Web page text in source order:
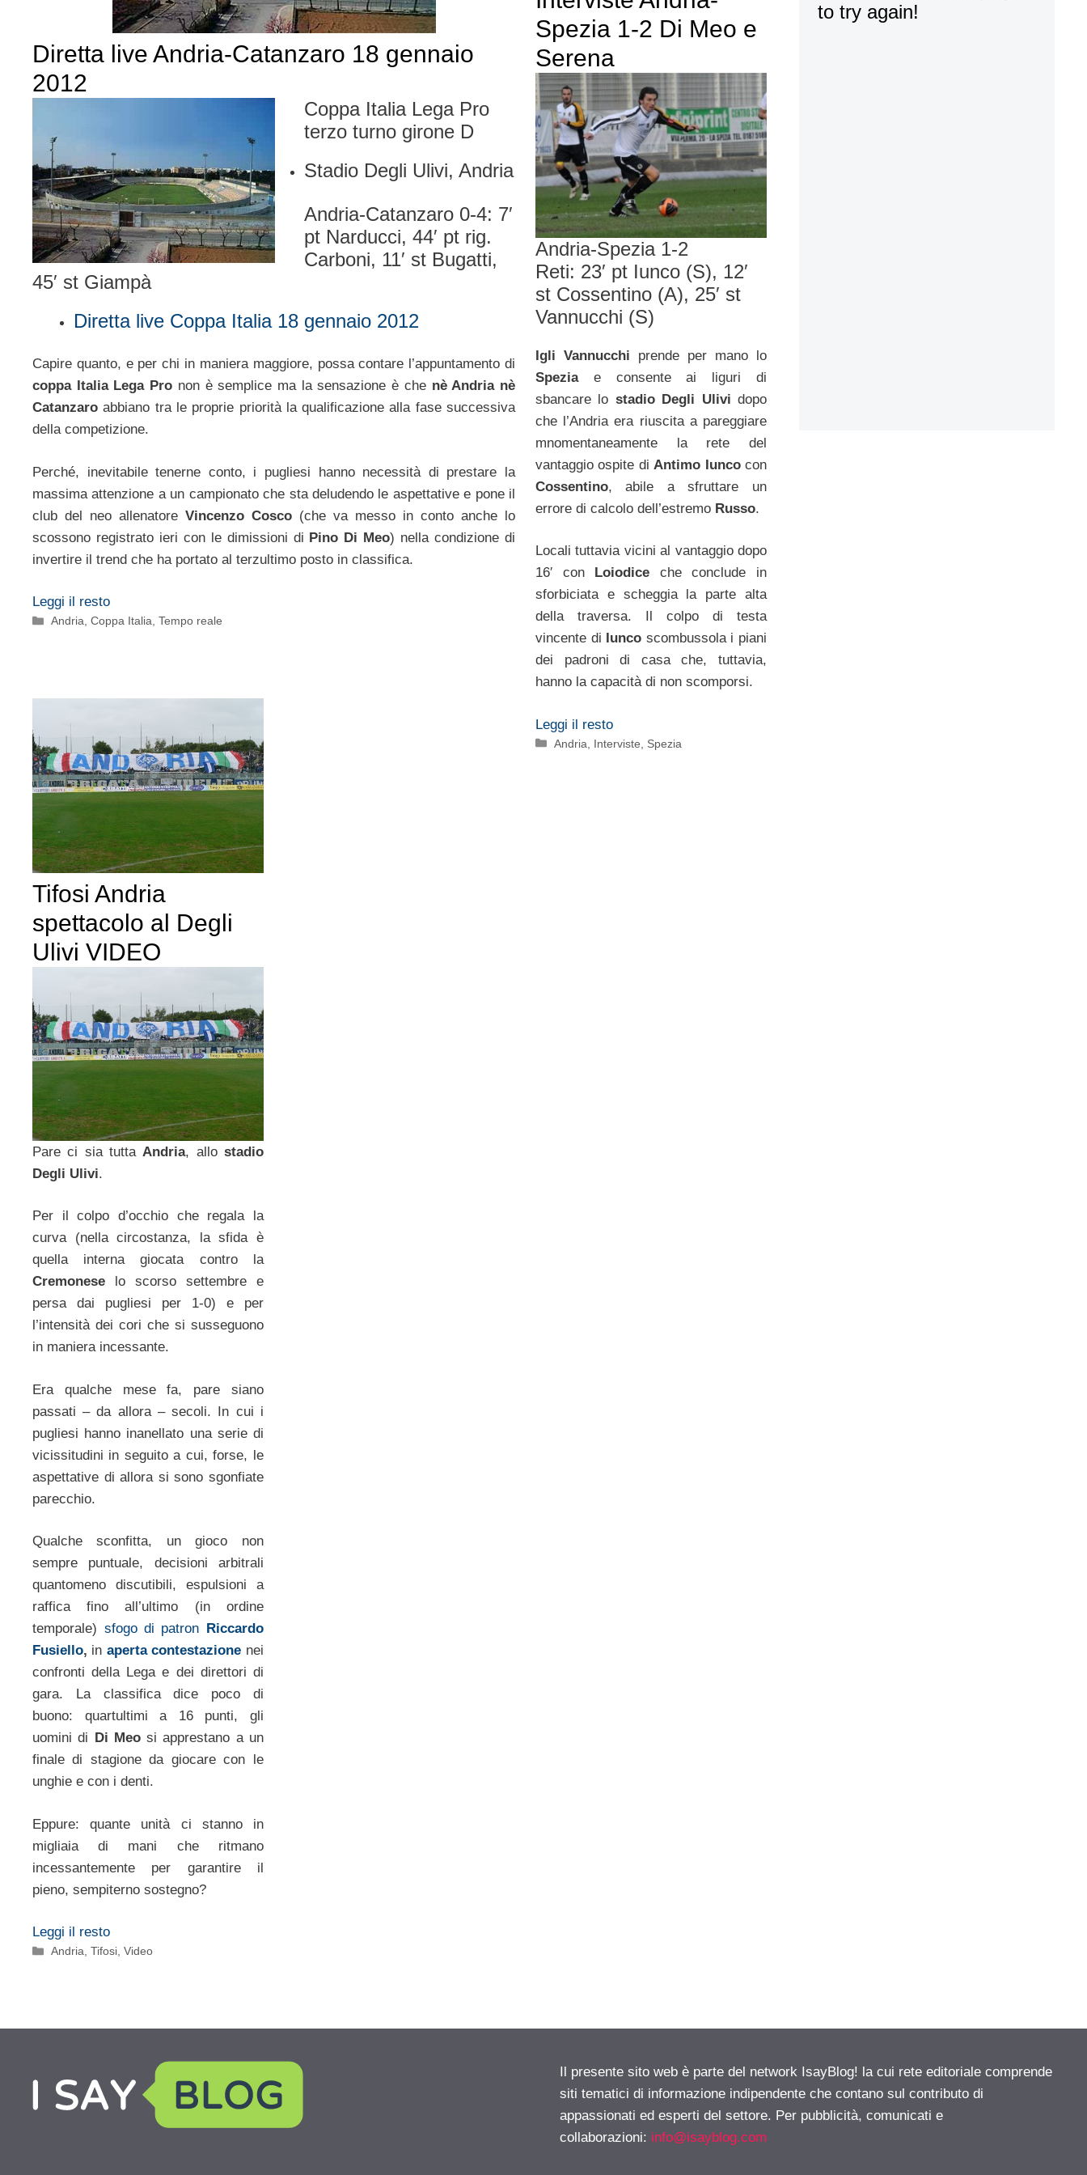
Diretta live Andria-Catanzaro 18 gennaio
2012
Coppa Italia Lega Pro
terzo turno girone D
Stadio Degli Ulivi, Andria
Andria-Catanzaro 0-4: 7′
pt Narducci, 44′ pt rig.
Carboni, 11′ st Bugatti,
45′ st Giampà
Diretta live Coppa Italia 18 gennaio 2012
Capire quanto, e per chi in maniera maggiore, possa contare l’appuntamento di
coppa Italia Lega Pro non è semplice ma la sensazione è che nè Andria nè
Catanzaro abbiano tra le proprie priorità la qualificazione alla fase successiva
della competizione.
Perché, inevitabile tenerne conto, i pugliesi hanno necessità di prestare la
massima attenzione a un campionato che sta deludendo le aspettative e pone il
club del neo allenatore Vincenzo Cosco (che va messo in conto anche lo
scossono registrato ieri con le dimissioni di Pino Di Meo) nella condizione di
invertire il trend che ha portato al terzultimo posto in classifica.
Leggi il resto
Categorie
Andria,Coppa Italia,Tempo reale
Spezia 1-2 Di Meo e
Serena
Andria-Spezia 1-2
Reti: 23′ pt Iunco (S), 12′
st Cossentino (A), 25′ st
Vannucchi (S)
Igli Vannucchi prende per mano lo
Speziae consente ai liguri di
sbancare lo stadio Degli Ulivi dopo
che l’Andria era riuscita a pareggiare
mnomentaneamente la rete del
vantaggio ospite di Antimo Iuncocon
Cossentino, abile a sfruttare un
errore di calcolo dell’estremo Russo.
Locali tuttavia vicini al vantaggio dopo
16′ con Loiodice che conclude in
sforbiciata e scheggia la parte alta
della traversa. Il colpo di testa
vincente di Iunco scombussola i piani
dei padroni di casa che, tuttavia,
hanno la capacità di non scomporsi.
Leggi il resto
Categorie
Andria Interviste Spezia
Tifosi Andria
spettacolo al Degli
Ulivi VIDEO
Pare ci sia tuttaAndria, allo stadio
Degli Ulivi.
Per il colpo d’occhio che regala la
curva (nella circostanza, la sfida è
quella interna giocata contro la
Cremonese lo scorso settembre e
persa dai pugliesi per 1-0) e per
l’intensità dei cori che si susseguono
in maniera incessante.
Era qualche mese fa, pare siano
passati – da allora – secoli. In cui i
pugliesi hanno inanellato una serie di
vicissitudini in seguito a cui, forse, le
aspettative di allora si sono sgonfiate
parecchio.
Qualche sconfitta, un gioco non
sempre puntuale, decisioni arbitrali
quantomeno discutibili, espulsioni a
raffica fino all’ultimo (in ordine
temporale) sfogo di patron
Riccardo
Fusiello, in aperta contestazione nei
confronti della Lega e dei direttori di
gara. La classifica dice poco di
buono: quartultimi a 16 punti, gli
uomini di Di Meosi apprestano a un
finale di stagione da giocare con le
unghie e con i denti.
Eppure: quante unità ci stanno in
migliaia di mani che ritmano
incessantemente per garantire il
pieno, sempiterno sostegno?
Leggi il resto
Categorie
Andria,Tifosi,Video
Il presente sito web è parte del network IsayBlog! la cui rete editoriale comprende
siti tematici di informazione indipendente che contano sul contributo di
appassionati ed esperti del settore. Per pubblicità, comunicati e
collaborazioni: info@isayblog.com